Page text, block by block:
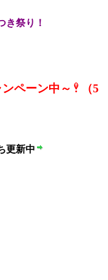
祭り！
ペーン中～
（5
更新中